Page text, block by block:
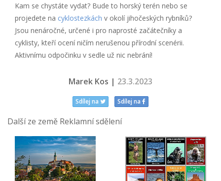
Kam se chystáte vydat? Bude to horský terén nebo se
projedete na cyklostezkách v okolí jihočeských rybníků?
Jsou nenáročné, určené i pro naprosté začátečníky a
cyklisty, kteří ocení ničím nerušenou přírodní scenérii.
Aktivnímu odpočinku v sedle už nic nebrání!
Marek Kos | 23.3.2023
Sdílej na Sdílej na
Další ze země Reklamní sdělení